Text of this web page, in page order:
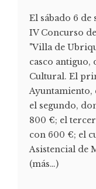
El sábado 6 de
IV Concurso
"Villa de
casco antiguo,
Cultural. El
Ayuntamiento,
el segundo,
800 €; el
con 600 €; el
Asistencial de
(más…)